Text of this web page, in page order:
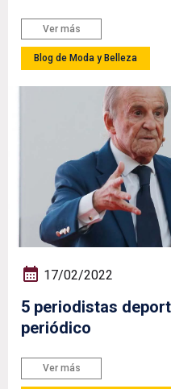
Ver más
Blog de Moda y Belleza
17/02/2022
5 periodistas
periódico
Ver más